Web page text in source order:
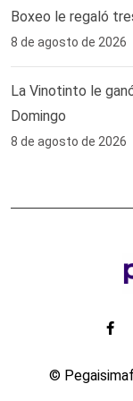
Boxeo le regaló
8 de agosto de 2026
La Vinotinto le
Domingo
8 de agosto de 2026
©